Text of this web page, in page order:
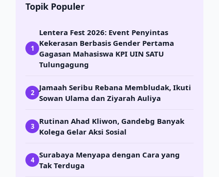
Topik Populer
1
Lentera Fest 2026: Event Penyintas
Kekerasan Berbasis Gender Pertama
Gagasan Mahasiswa KPI UIN SATU
Tulungagung
2
Jamaah Seribu Rebana Membludak, Ikuti
Sowan Ulama dan Ziyarah Auliya
3
Rutinan Ahad Kliwon, Gandebg Banyak
Kolega Gelar Aksi Sosial
4
Surabaya Menyapa dengan Cara yang
Tak Terduga